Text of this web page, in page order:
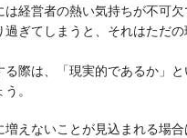
経営者の熱い気持ちが不可欠
過ぎてしまうと、それはただ
る際は、「現実的であるか」
。
増えないことが見込まれる場